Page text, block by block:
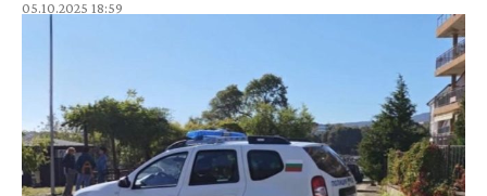
05.10.2025 18:59